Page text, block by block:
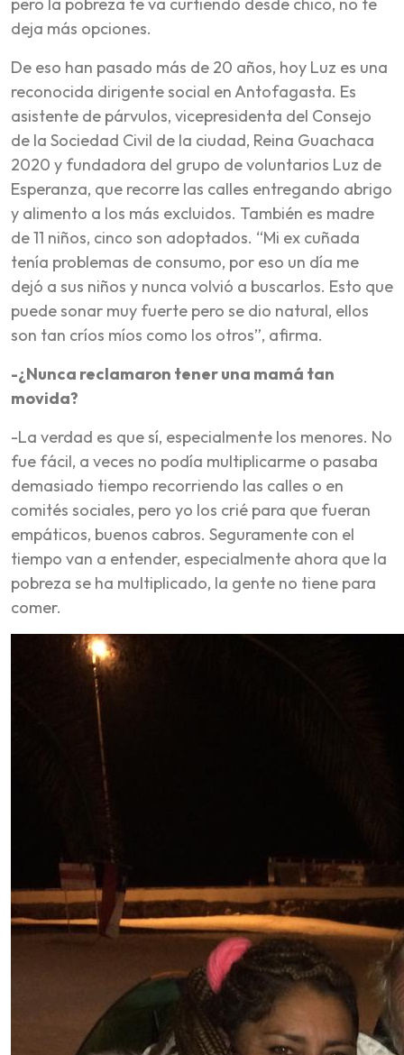
deja más opciones.
De eso han pasado más de 20 años, hoy Luz es una
reconocida dirigente social en Antofagasta. Es
asistente de párvulos, vicepresidenta del Consejo
de la Sociedad Civil de la ciudad, Reina Guachaca
2020 y fundadora del grupo de voluntarios Luz de
Esperanza, que recorre las calles entregando abrigo
y alimento a los más excluidos. También es madre
de 11 niños, cinco son adoptados. “Mi ex cuñada
tenía problemas de consumo, por eso un día me
dejó a sus niños y nunca volvió a buscarlos. Esto que
puede sonar muy fuerte pero se dio natural, ellos
son tan críos míos como los otros”, afirma.
-¿Nunca reclamaron tener una mamá tan
movida?
-La verdad es que sí, especialmente los menores. No
fue fácil, a veces no podía multiplicarme o pasaba
demasiado tiempo recorriendo las calles o en
comités sociales, pero yo los crié para que fueran
empáticos, buenos cabros. Seguramente con el
tiempo van a entender, especialmente ahora que la
pobreza se ha multiplicado, la gente no tiene para
comer.